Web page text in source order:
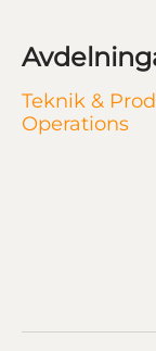
Teknik &
Operations